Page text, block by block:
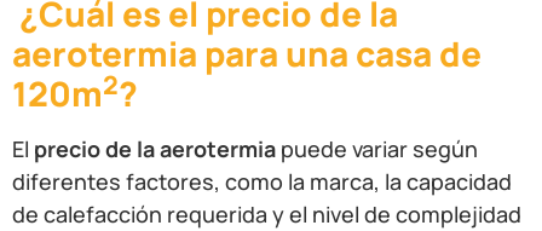
¿Cuál es el precio de la
aerotermia para una casa de
120m2?
El precio de la aerotermia puede variar según
diferentes factores, como la marca, la capacidad
de calefacción requerida y el nivel de complejidad